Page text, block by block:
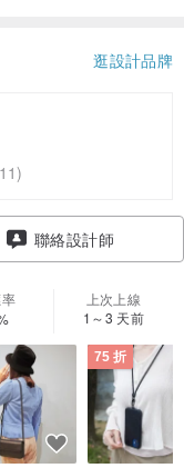
逛設計品牌
聯絡設計師
上次上線
1～3 天前
75 折